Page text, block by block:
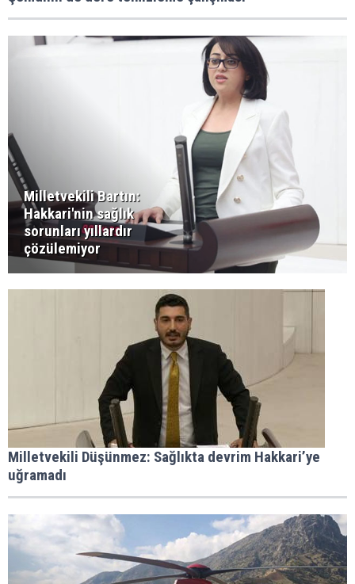
Milletvekili Bartın:
Hakkari'nin sağlık
sorunları yıllardır
çözülemiyor
Milletvekili Düşünmez: Sağlıkta devrim Hakkari’ye
uğramadı